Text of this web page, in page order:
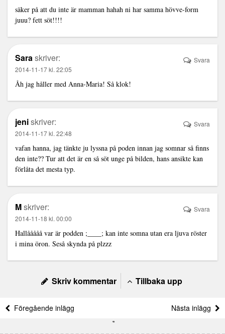
säker på att du inte är mamman hahah ni har samma hövve-form
juuu? fett söt!!!!
Saraskriver:
2014-11-17 kl. 22:05
Åh jag håller med Anna-Maria! Så klok!
Svara
jeniskriver:
2014-11-17 kl. 22:48
vafan hanna, jag tänkte ju lyssna på poden innan jag somnar så finns
den inte?? Tur att det är en så söt unge på bilden, hans ansikte kan
förlåta det mesta typ.
Svara
Mskriver:
2014-11-18 kl. 00:00
Hallååååå var är podden ;____; kan inte somna utan era ljuva röster
i mina öron. Seså skynda på plzzz
Svara
Skriv kommentar Tillbaka upp
Föregående inlägg Nästa inlägg